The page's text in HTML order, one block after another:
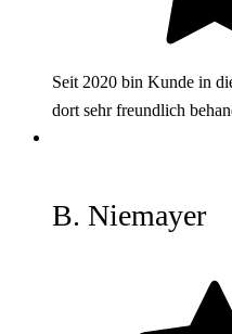
Seit 2020 bin Kunde in
dort sehr freundlich
B. Niemayer